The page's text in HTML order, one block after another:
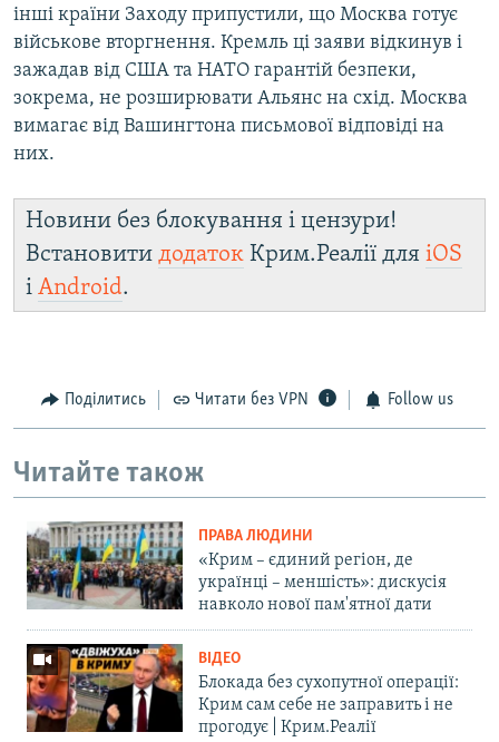
інші країни Заходу припустили, що Москва готує
військове вторгнення. Кремль ці заяви відкинув і
зажадав від США та НАТО гарантій безпеки,
зокрема, не розширювати Альянс на схід. Москва
вимагає від Вашингтона письмової відповіді на
них.
Новини без блокування і цензури!
Встановити додаток Крим.Реалії для iOS
і Android.
Поділитись Читати без VPN Follow us
Читайте також
ПРАВА ЛЮДИНИ
«Крим – єдиний регіон, де
українці – меншість»: дискусія
навколо нової пам'ятної дати
ВІДЕО
Блокада без сухопутної операції:
Крим сам себе не заправить і не
прогодує | Крим.Реалії